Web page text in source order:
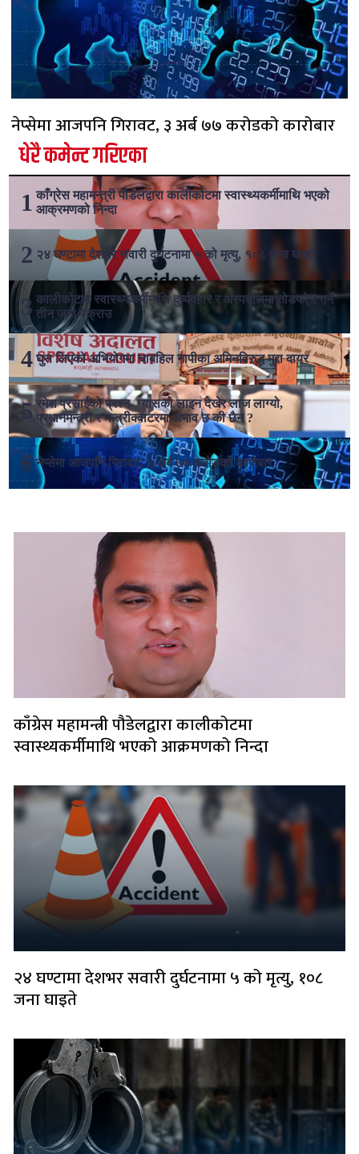
नेप्सेमा आजपनि गिरावट, ३ अर्ब ७७ करोडको कारोबार
धेरै कमेन्ट गरिएका
काँग्रेस महामन्त्री पौडेलद्वारा कालीकोटमा स्वास्थ्यकर्मीमाथि भएको
आक्रमणको निन्दा
२४ घण्टामा देशभर सवारी दुर्घटनामा ५ को मृत्यु, १०८ जना घाइते
कालीकोटमा स्वास्थ्यकर्मीमाथि दुर्व्यवहार र अस्पतालमा तोडफोड गर्ने
तीन जना पक्राउ
घुस लिएको अभियोगमा चाबहिल नापीका अमिनविरुद्ध मुद्दा दायर
रमेश प्रसाईको प्रश्न- ग्यासको लाइन देखेर लाज लाग्यो,
प्रधानमन्त्री र मन्त्रीक्वाटरमा अभाव छ की छैन ?
नेप्सेमा आजपनि गिरावट, ३ अर्ब ७७ करोडको कारोबार
काँग्रेस महामन्त्री पौडेलद्वारा कालीकोटमा
स्वास्थ्यकर्मीमाथि भएको आक्रमणको निन्दा
२४ घण्टामा देशभर सवारी दुर्घटनामा ५ को मृत्यु, १०८
जना घाइते